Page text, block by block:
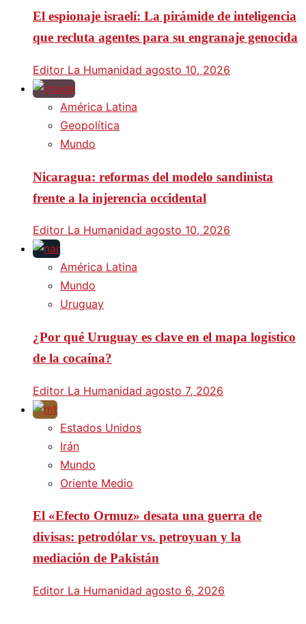
El espionaje israelí: La pirámide de inteligencia
que recluta agentes para su engranaje genocida
Editor La Humanidad agosto 10, 2026
América Latina
Geopolítica
Mundo
Nicaragua: reformas del modelo sandinista
frente a la injerencia occidental
Editor La Humanidad agosto 10, 2026
América Latina
Mundo
Uruguay
¿Por qué Uruguay es clave en el mapa logístico
de la cocaína?
Editor La Humanidad agosto 7, 2026
Estados Unidos
Irán
Mundo
Oriente Medio
El «Efecto Ormuz» desata una guerra de
divisas: petrodólar vs. petroyuan y la
mediación de Pakistán
Editor La Humanidad agosto 6, 2026